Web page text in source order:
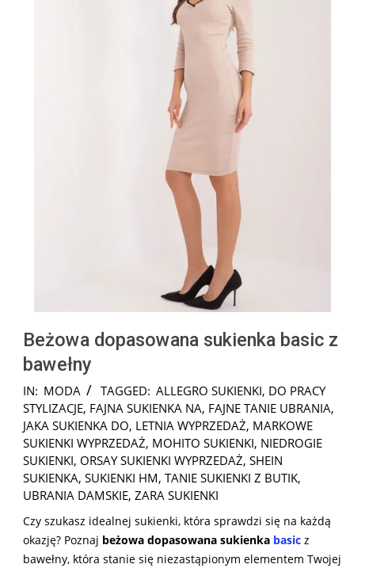
Beżowa dopasowana sukienka basic z
bawełny
2024-
07-
26
IN: MODA TAGGED: ALLEGRO SUKIENKI, DO PRACY
STYLIZACJE, FAJNA SUKIENKA NA, FAJNE TANIE UBRANIA,
JAKA SUKIENKA DO, LETNIA WYPRZEDAŻ, MARKOWE
SUKIENKI WYPRZEDAŻ, MOHITO SUKIENKI, NIEDROGIE
SUKIENKI, ORSAY SUKIENKI WYPRZEDAŻ, SHEIN
SUKIENKA, SUKIENKI HM, TANIE SUKIENKI Z BUTIK,
UBRANIA DAMSKIE, ZARA SUKIENKI
Czy szukasz idealnej sukienki, która sprawdzi się na każdą
okazję? Poznaj beżowa dopasowana sukienka basic z
bawełny, która stanie się niezastąpionym elementem Twojej